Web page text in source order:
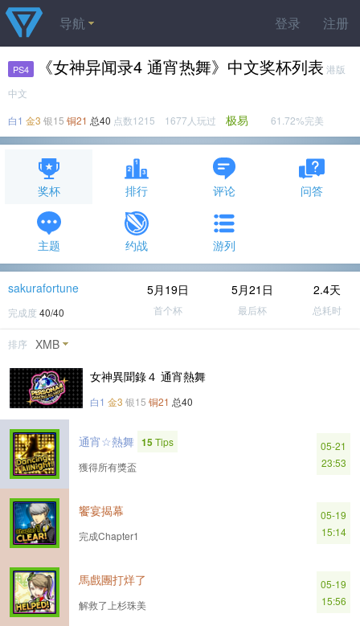
登录 注册
导航
PS4 《女神异闻录4 通宵热舞》中文奖杯列表 港版
中文
白1 金3 银15 铜21 总40 点数1215 1677人玩过 极易 61.72%完美
奖杯 排行 评论 问答
主题 约战 游列
sakurafortune
完成度 40/40
5月19日
首个杯
5月21日
最后杯
2.4天
总耗时
排序 XMB
女神異聞錄４ 通宵熱舞
白1 金3 银15 铜21 总40
通宵☆熱舞 15Tips
獲得所有獎盃
05-21
23:53
饗宴揭幕
完成Chapter1
05-19
15:14
馬戲團打烊了
解救了上杉珠美
05-19
15:56